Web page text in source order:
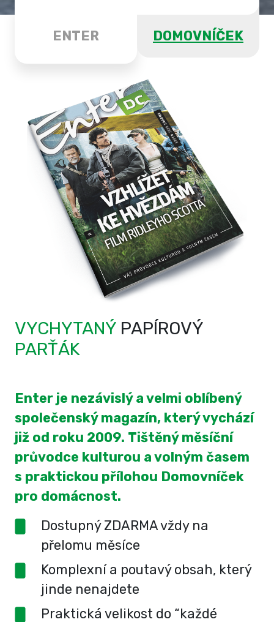
ENTER DOMOVNÍČEK
VYCHYTANÝ PAPÍROVÝ
PARŤÁK
Enter je nezávislý a velmi oblíbený
společenský magazín, který vychází
již od roku 2009. Tištěný měsíční
průvodce kulturou a volným časem
s praktickou přílohou Domovníček
pro domácnost.
Dostupný ZDARMA vždy na
přelomu měsíce
Komplexní a poutavý obsah, který
jinde nenajdete
Praktická velikost do “každé